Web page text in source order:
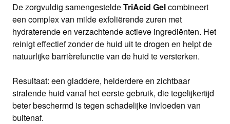
De zorgvuldig samengesteldeTriAcid Gelcombineert
een complex van milde exfoliërende zuren met
hydraterende en verzachtende actieve ingrediënten. Het
reinigt effectief zonder de huid uit te drogen en helpt de
natuurlijke barrièrefunctie van de huid te versterken.
Resultaat: een gladdere, helderdere en zichtbaar
stralende huid vanaf het eerste gebruik, die tegelijkertijd
beter beschermd is tegen schadelijke invloeden van
buitenaf.